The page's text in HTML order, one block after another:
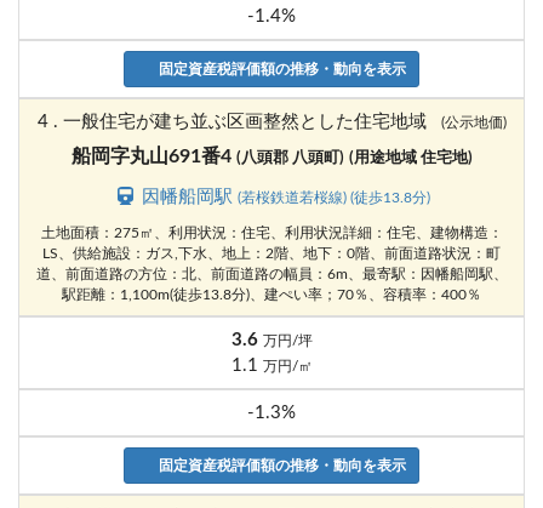
-1.4%
固定資産税評価額の推移・動向を表示
4 . 一般住宅が建ち並ぶ区画整然とした住宅地域 (公示地価)
船岡字丸山691番4 (八頭郡 八頭町) (用途地域 住宅地)
因幡船岡駅 (若桜鉄道若桜線) (徒歩13.8分)
土地面積：275㎡、利用状況：住宅、利用状況詳細：住宅、建物構造：
LS、供給施設：ガス,下水、地上：2階、地下：0階、前面道路状況：町
道、前面道路の方位：北、前面道路の幅員：6m、最寄駅：因幡船岡駅、
駅距離：1,100m(徒歩13.8分)、建ぺい率；70％、容積率：400％
3.6 万円/坪
1.1 万円/㎡
-1.3%
固定資産税評価額の推移・動向を表示